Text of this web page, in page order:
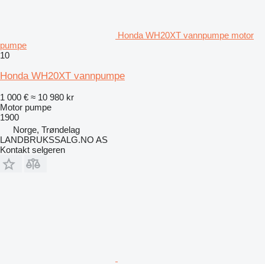
Honda WH20XT vannpumpe motor
pumpe
10
Honda WH20XT vannpumpe
1 000 € ≈ 10 980 kr
Motor pumpe
1900
Norge, Trøndelag
LANDBRUKSSALG.NO AS
Kontakt selgeren